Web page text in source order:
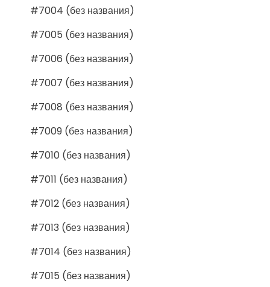
#7004 (без названия)
#7005 (без названия)
#7006 (без названия)
#7007 (без названия)
#7008 (без названия)
#7009 (без названия)
#7010 (без названия)
#7011 (без названия)
#7012 (без названия)
#7013 (без названия)
#7014 (без названия)
#7015 (без названия)